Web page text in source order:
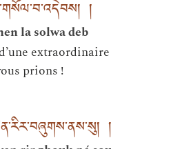
།
la solwa deb
extraordinaire
prions !
།